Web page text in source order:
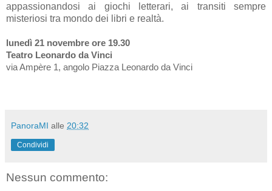
appassionandosi ai giochi letterari, ai transiti sempre
misteriosi tra mondo dei libri e realtà.
lunedì 21 novembre ore 19.30
Teatro Leonardo da Vinci
via Ampère 1, angolo Piazza Leonardo da Vinci
PanoraMI alle 20:32
Condividi
Nessun commento: